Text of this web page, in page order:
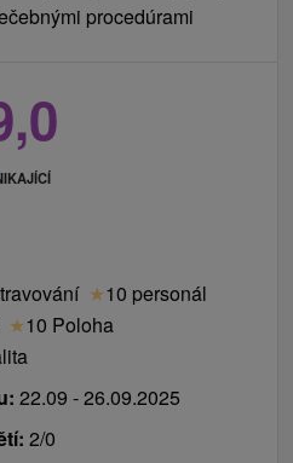
procedúrami
★10 personál
★10 Poloha
22.09 - 26.09.2025
2/0